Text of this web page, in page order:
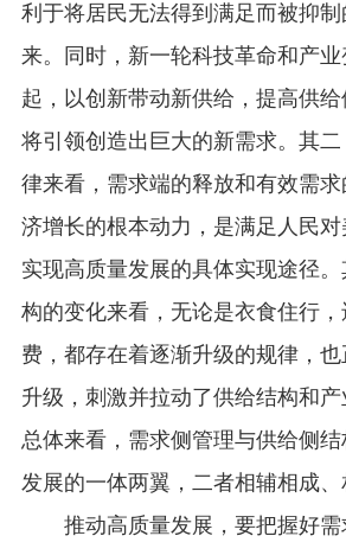
利于将居民无法得到满足而被抑
来。同时，新一轮科技革命和产
起，以创新带动新供给，提高供给
将引领创造出巨大的新需求。其
律来看，需求端的释放和有效需
济增长的根本动力，是满足人民对
实现高质量发展的具体实现途径
构的变化来看，无论是衣食住行
费，都存在着逐渐升级的规律，
升级，刺激并拉动了供给结构和产
总体来看，需求侧管理与供给侧
发展的一体两翼，二者相辅相成、
推动高质量发展，要把握好需